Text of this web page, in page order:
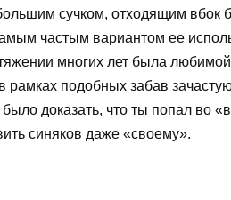
сучком, отходящим вбок
частым вариантом ее
многих лет была любимой
рамках подобных забав
доказать, что ты попал во
синяков даже «своему».